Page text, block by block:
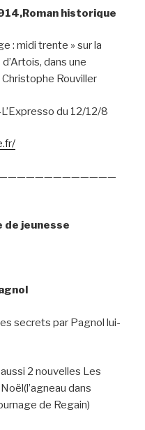
historique
: midi trente » sur la
dans une
Rouviller
du 12/12/8
jeunesse
secrets par Pagnol lui-
2 nouvelles Les
dans
de Regain)